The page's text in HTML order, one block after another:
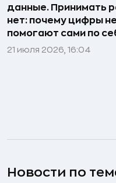
данные. Принимать
нет: почему цифры не
помогают сами по
21 июля 2026, 16:04
Новости по